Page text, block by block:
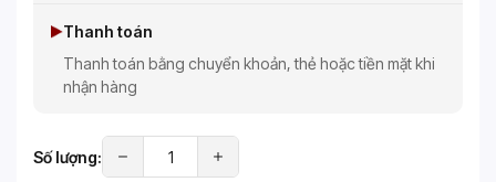
Thanh toán
Thanh toán bằng chuyển khoản, thẻ hoặc tiền mặt khi
nhận hàng
Số lượng: